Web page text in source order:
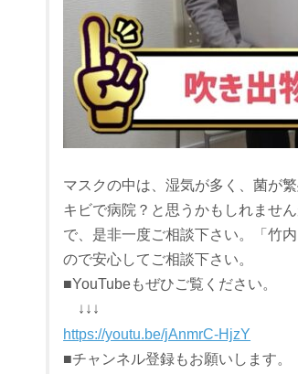
マスクの中は、湿気が多く、菌が
キビで病院？と思うかもしれませ
で、是非一度ご相談下さい。「竹
ので安心してご相談下さい。
■YouTubeもぜひご覧ください。
↓↓↓
https://youtu.be/jAnmrC-HjzY
■チャンネル登録もお願いします。